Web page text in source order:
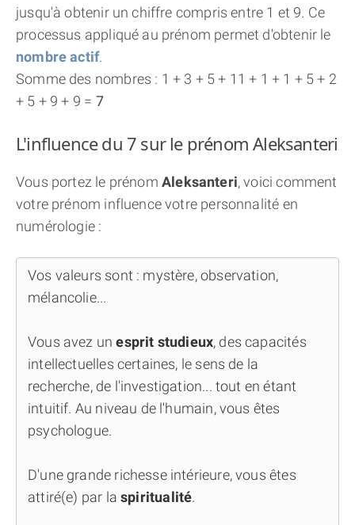
jusqu'à obtenir un chiffre compris entre 1 et 9. Ce
processus appliqué au prénom permet d'obtenir le
nombre actif.
Somme des nombres : 1 + 3 + 5 + 11 + 1 + 1 + 5 + 2
+ 5 + 9 + 9 = 7
L'influence du 7 sur le prénom Aleksanteri
Vous portez le prénom Aleksanteri, voici comment
votre prénom influence votre personnalité en
numérologie :
Vos valeurs sont : mystère, observation,
mélancolie...
Vous avez unesprit studieux, des capacités
intellectuelles certaines, le sens de la
recherche, de l'investigation... tout en étant
intuitif. Au niveau de l'humain, vous êtes
psychologue.
D'une grande richesse intérieure, vous êtes
attiré(e) par laspiritualité.